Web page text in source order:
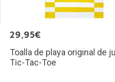
29,95€
Toalla de playa original de
Tic-Tac-Toe